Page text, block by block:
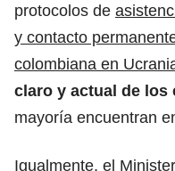
protocolos de
y contacto
colombiana en
claro y actual de los
mayoría encuentran
Igualmente, el